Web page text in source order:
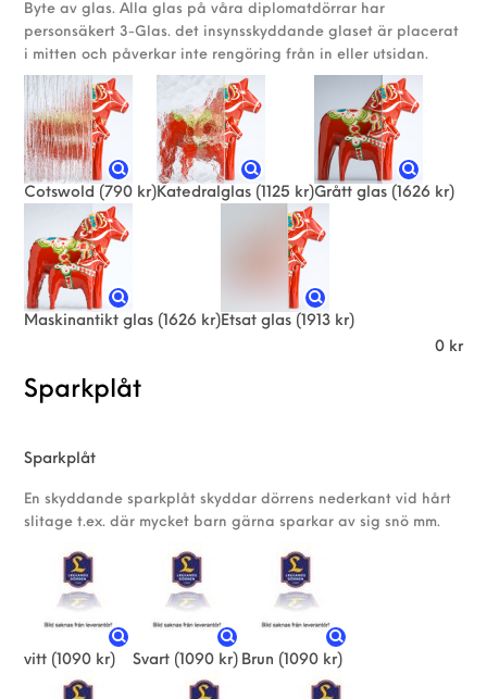
Byte av glas. Alla glas på våra diplomatdörrar har
personsäkert 3-Glas. det insynsskyddande glaset är placerat
i mitten och påverkar inte rengöring från in eller utsidan.
Cotswold (790 kr)Katedralglas (1125 kr)Grått glas (1626 kr)
Maskinantikt glas (1626 kr)Etsat glas (1913 kr)
0 kr
Sparkplåt
Sparkplåt
En skyddande sparkplåt skyddar dörrens nederkant vid hårt
slitage t.ex. där mycket barn gärna sparkar av sig snö mm.
vitt (1090 kr) Svart (1090 kr) Brun (1090 kr)